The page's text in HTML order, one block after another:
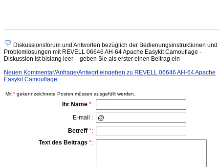
Diskussionsforum und Antworten bezüglich der Bedienungsinstruktionen und
Problemlösungen mit REVELL 06646 AH-64 Apache Easykit Camouflage -
Diskussion ist bislang leer – geben Sie als erster einen Beitrag ein
Neuen Kommentar/Anfrage/Antwort eingeben zu REVELL 06646 AH-64 Apache
Easykit Camouflage
Mit * gekennzeichnete Posten müssen ausgefüllt werden.
Ihr Name *:
E-mail :
Betreff *:
Text des Beitrags *: